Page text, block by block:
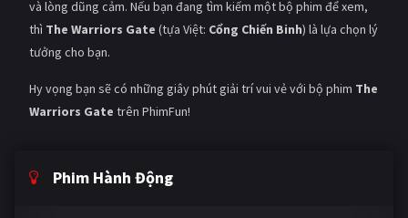
và lòng dũng cảm. Nếu bạn đang tìm kiếm một bộ phim để xem,
thì The Warriors Gate (tựa Việt: Cổng Chiến Binh) là lựa chọn lý
tưởng cho bạn.
Hy vọng bạn sẽ có những giây phút giải trí vui vẻ với bộ phim The
Warriors Gate trên PhimFun!
Phim Hành Động